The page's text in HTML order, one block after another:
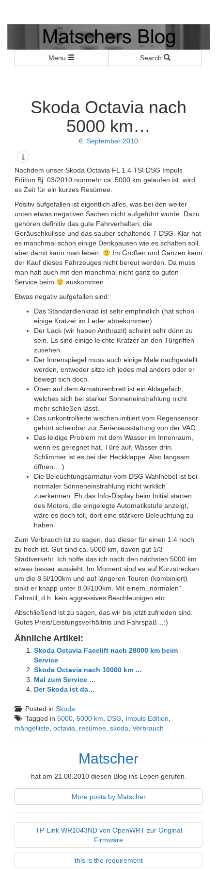
Matschers Blog
Menu Search
Skoda Octavia nach
5000 km…
6. September 2010
Nachdem unser Skoda Octavia FL 1.4 TSI DSG Impuls
Edition Bj. 03/2010 nunmehr ca. 5000 km gelaufen ist, wird
es Zeit für ein kurzes Resümee.
Positiv aufgefallen ist eigentlich alles, was bei den weiter
unten etwas negativen Sachen nicht aufgeführt wurde. Dazu
gehören definitiv das gute Fahrverhalten, die
Geräuschkulisse und das sauber schaltende 7-DSG. Klar hat
es manchmal schon einige Denkpausen wie es schalten soll,
aber damit kann man leben.
Im Großen und Ganzen kann
der Kauf dieses Fahrzeuges nicht bereut werden. Da muss
man halt auch mit den manchmal nicht ganz so guten
Service beim
auskommen.
Etwas negativ aufgefallen sind:
Das Standardlenkrad ist sehr empfindlich (hat schon
einige Kratzer im Leder abbekommen).
Der Lack (wir haben Anthrazit) scheint sehr dünn zu
sein. Es sind einige leichte Kratzer an den Türgriffen
zusehen.
Der Innenspiegel muss auch einige Male nachgestellt
werden, entweder sitze ich jedes mal anders oder er
bewegt sich doch.
Oben auf dem Armaturenbrett ist ein Ablagefach,
welches sich bei starker Sonneneinstrahlung nicht
mehr schließen lässt.
Das unkontrollierte wischen initiiert vom Regensensor
gehört scheinbar zur Serienausstattung von der VAG.
Das leidige Problem mit dem Wasser im Innenraum,
wenn es geregnet hat. Türe auf, Wasser drin.
Schlimmer ist es bei der Heckklappe. Also langsam
öffnen…:)
Die Beleuchtungsarmatur vom DSG Wahlhebel ist bei
normaler Sonneneinstrahlung nicht wirklich
zuerkennen. Eh das Info-Display beim Initial starten
des Motors, die eingelegte Automatikstufe anzeigt,
wäre es doch toll, dort eine stärkere Beleuchtung zu
haben.
Zum Verbrauch ist zu sagen, das dieser für einen 1.4 noch
zu hoch ist. Gut sind ca. 5000 km, davon gut 1/3
Stadtverkehr. Ich hoffe das ich nach den nächsten 5000 km
etwas besser aussieht. Im Moment sind es auf Kurzstrecken
um die 8.5l/100km und auf längeren Touren (kombiniert)
sinkt er knapp unter 8.0l/100km. Mit einem „normalen“
Fahrstil, d.h. kein aggressives Beschleunigen etc. .
Abschließend ist zu sagen, das wir bis jetzt zufrieden sind.
Gutes Preis/Leistungsverhältnis und Fahrspaß…:)
Ähnliche Artikel:
Skoda Octavia Facelift nach 28000 km beim
Service
Skoda Octavia nach 10000 km …
Mal zum Service …
Der Skoda ist da…
Posted in Skoda
Tagged in 5000, 5000 km, DSG, Impuls Edition,
mängelliste, octavia, resümee, skoda, Verbrauch
Matscher
hat am 21.08.2010 diesen Blog ins Leben gerufen.
More posts by Matscher
TP-Link WR1043ND von OpenWRT zur Original
Firmware
this is the requirement